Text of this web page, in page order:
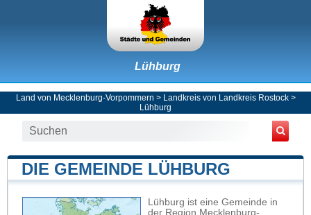
Lühburg
Land von Mecklenburg-Vorpommern > Landkreis von Landkreis Rostock>
Lühburg
DIE GEMEINDE LÜHBURG
Lühburg ist eine Gemeinde in
der Region Mecklenburg-